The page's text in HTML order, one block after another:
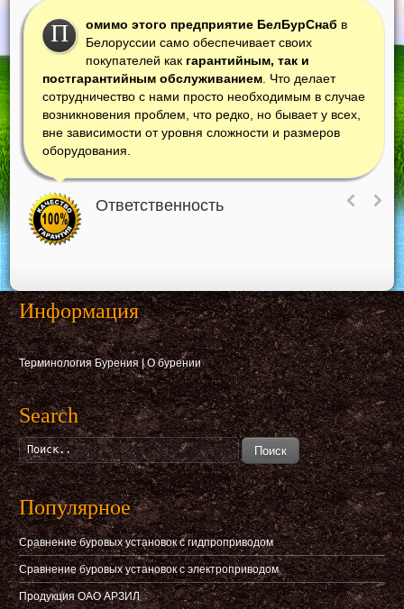
П омимо этого предприятие БелБурСнаб в
Белоруссии само обеспечивает своих
покупателей как гарантийным, так и
постгарантийным обслуживанием . Что делает
сотрудничество с нами просто необходимым в случае
возникновения проблем, что редко, но бывает у всех,
вне зависимости от уровня сложности и размеров
оборудования.
Ответственность
Информация
Терминология Бурения|О бурении
Search
Поиск
Популярное
Сравнение буровых установок с гидпроприводом
Сравнение буровых установок с электроприводом
Продукция ОАО АРЗИЛ